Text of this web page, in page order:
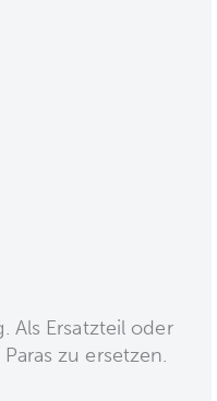
Als Ersatzteil oder
zu ersetzen.